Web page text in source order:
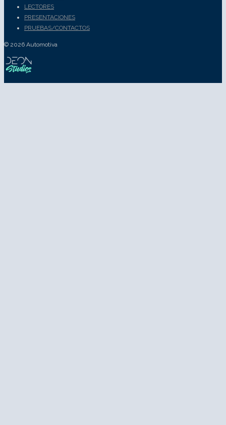
LECTORES
PRESENTACIONES
PRUEBAS/CONTACTOS
© 2026 Automotiva